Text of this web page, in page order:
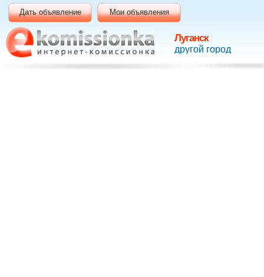
Луганск
другой город
Дать объявление Мои объявления